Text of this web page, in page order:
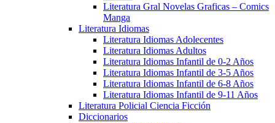
Literatura Gral Novelas Graficas – Comics
Manga
Literatura Idiomas
Literatura Idiomas Adolecentes
Literatura Idiomas Adultos
Literatura Idiomas Infantil de 0-2 Años
Literatura Idiomas Infantil de 3-5 Años
Literatura Idiomas Infantil de 6-8 Años
Literatura Idiomas Infantil de 9-11 Años
Literatura Policial Ciencia Ficción
Diccionarios